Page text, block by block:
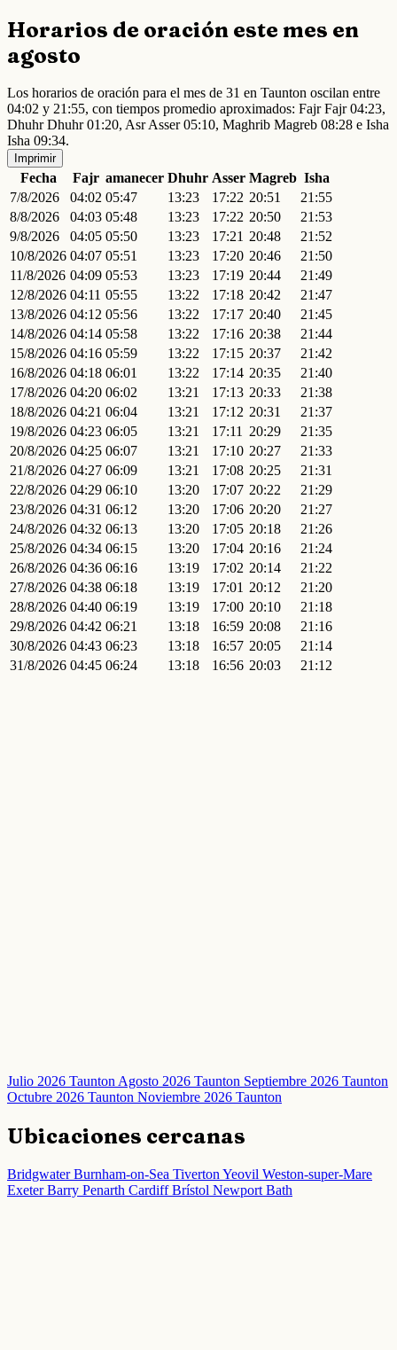
Horarios de oración este mes en
agosto
Los horarios de oración para el mes de 31 en Taunton oscilan entre
04:02 y 21:55, con tiempos promedio aproximados: Fajr Fajr 04:23,
Dhuhr Dhuhr 01:20, Asr Asser 05:10, Maghrib Magreb 08:28 e Isha
Isha 09:34.
Imprimir
Fecha Fajr amanecer Dhuhr Asser Magreb Isha
7/8/2026
04:02 05:47 13:23 17:22 20:51
21:55
8/8/2026
04:03 05:48 13:23 17:22 20:50
21:53
9/8/2026
04:05 05:50 13:23 17:21 20:48
21:52
10/8/2026 04:07 05:51 13:23 17:20 20:46
21:50
11/8/2026 04:09 05:53 13:23 17:19 20:44
21:49
12/8/2026 04:11 05:55 13:22 17:18 20:42
21:47
13/8/2026 04:12 05:56 13:22 17:17 20:40
21:45
14/8/2026 04:14 05:58 13:22 17:16 20:38
21:44
15/8/2026 04:16 05:59 13:22 17:15 20:37
21:42
16/8/2026 04:18 06:01 13:22 17:14 20:35
21:40
17/8/2026 04:20 06:02 13:21 17:13 20:33
21:38
18/8/2026 04:21 06:04 13:21 17:12 20:31
21:37
19/8/2026 04:23 06:05 13:21 17:11 20:29
21:35
20/8/2026 04:25 06:07 13:21 17:10 20:27
21:33
21/8/2026 04:27 06:09 13:21 17:08 20:25
21:31
22/8/2026 04:29 06:10 13:20 17:07 20:22
21:29
23/8/2026 04:31 06:12 13:20 17:06 20:20
21:27
24/8/2026 04:32 06:13 13:20 17:05 20:18
21:26
25/8/2026 04:34 06:15 13:20 17:04 20:16
21:24
26/8/2026 04:36 06:16 13:19 17:02 20:14
21:22
27/8/2026 04:38 06:18 13:19 17:01 20:12
21:20
28/8/2026 04:40 06:19 13:19 17:00 20:10
21:18
29/8/2026 04:42 06:21 13:18 16:59 20:08
21:16
30/8/2026 04:43 06:23 13:18 16:57 20:05
21:14
31/8/2026 04:45 06:24 13:18 16:56 20:03 21:12
Julio 2026 TauntonAgosto 2026 Taunton Septiembre 2026 Taunton
Octubre 2026 Taunton Noviembre 2026 Taunton
Ubicaciones cercanas
BridgwaterBurnham-on-Sea Tiverton Yeovil Weston-super-Mare
ExeterBarry Penarth CardiffBrístol Newport Bath